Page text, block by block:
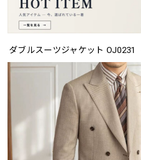
ダブルスーツジャケット OJ0231